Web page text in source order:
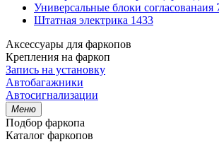
Универсальные блоки согласованаия
Штатная электрика 1433
Аксессуары для фаркопов
Крепления на фаркоп
Запись на установку
Автобагажники
Автосигнализации
Меню
Подбор фаркопа
Каталог фаркопов